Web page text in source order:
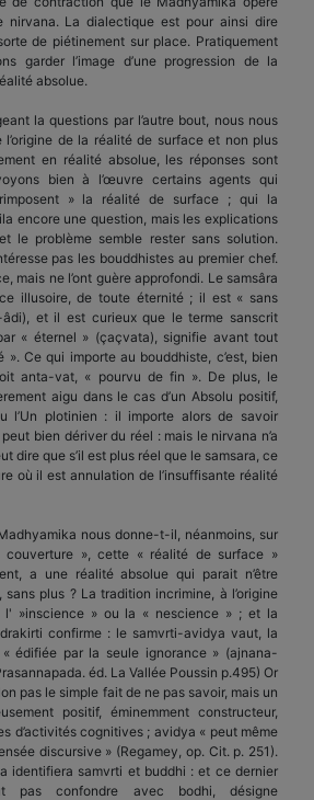
nirvana. La dialectique est pour ainsi dire
de piétinement sur place. Pratiquement
garder l’image d’une progression de la
absolue.
la questions par l’autre bout, nous nous
l’origine de la réalité de surface et non plus
en réalité absolue, les réponses sont
bien à l’œuvre certains agents qui
» la réalité de surface ; qui la
encore une question, mais les explications
le problème semble rester sans solution.
pas les bouddhistes au premier chef.
mais ne l’ont guère approfondi. Le samsâra
illusoire, de toute éternité ; il est « sans
âdi), et il est curieux que le terme sanscrit
« éternel » (çaçvata), signifie avant tout
». Ce qui importe au bouddhiste, c’est, bien
anta-vat, « pourvu de fin ». De plus, le
aigu dans le cas d’un Absolu positif,
l’Un plotinien : il importe alors de savoir
bien dériver du réel : mais le nirvana n’a
dire que s’il est plus réel que le samsara, ce
où il est annulation de l’insuffisante réalité
nous donne-t-il, néanmoins, sur
», cette « réalité de surface »
a une réalité absolue qui parait n’être
sans plus ? La tradition incrimine, à l’origine
l' »inscience » ou la « nescience » ; et la
confirme : le samvrti-avidya vaut, la
édifiée par la seule ignorance » (ajnana-
éd. La Vallée Poussin p.495) Or
pas le simple fait de ne pas savoir, mais un
positif, éminemment constructeur,
d’activités cognitives ; avidya « peut même
discursive » (Regamey, op. Cit. p. 251).
identifiera samvrti et buddhi : et ce dernier
pas confondre avec bodhi, désigne